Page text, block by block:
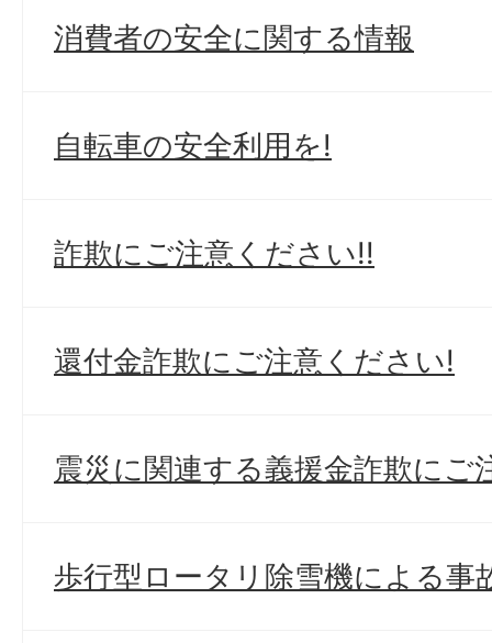
消費者の安全に関する情報
自転車の安全利用を!
詐欺にご注意ください!!
還付金詐欺にご注意ください!
震災に関連する義援金詐欺にご
歩行型ロータリ除雪機による事